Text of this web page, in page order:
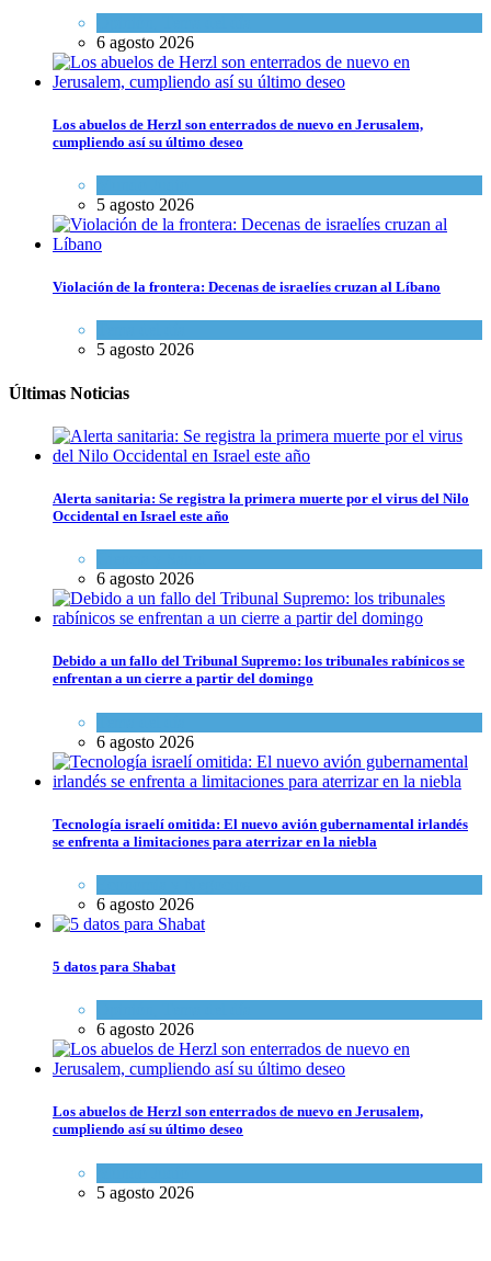
6 agosto 2026
Los abuelos de Herzl son enterrados de nuevo en Jerusalem,
cumpliendo así su último deseo
5 agosto 2026
Violación de la frontera: Decenas de israelíes cruzan al Líbano
5 agosto 2026
Últimas Noticias
Alerta sanitaria: Se registra la primera muerte por el virus del Nilo
Occidental en Israel este año
6 agosto 2026
Debido a un fallo del Tribunal Supremo: los tribunales rabínicos se
enfrentan a un cierre a partir del domingo
6 agosto 2026
Tecnología israelí omitida: El nuevo avión gubernamental irlandés
se enfrenta a limitaciones para aterrizar en la niebla
6 agosto 2026
5 datos para Shabat
6 agosto 2026
Los abuelos de Herzl son enterrados de nuevo en Jerusalem,
cumpliendo así su último deseo
5 agosto 2026